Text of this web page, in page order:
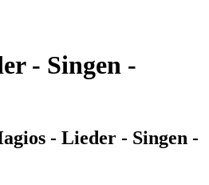
- Singen -
- Lieder - Singen -